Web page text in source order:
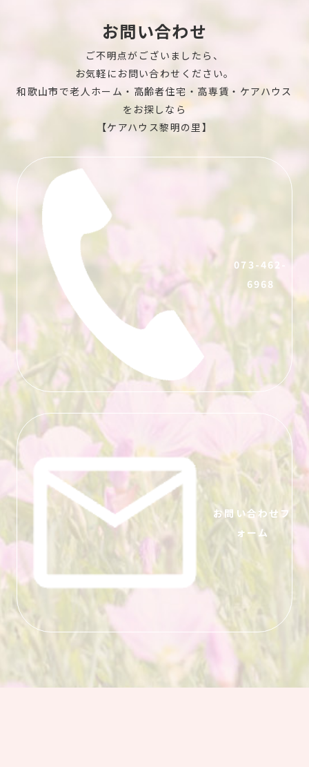
お問い合わせ
ご不明点がございましたら、
お気軽にお問い合わせください。
和歌山市で老人ホーム・高齢者住宅 ・高専賃・ケアハウス
をお探しなら
【ケアハウス黎明の里】
073-462-
6968
お問い合わせフ
ォーム